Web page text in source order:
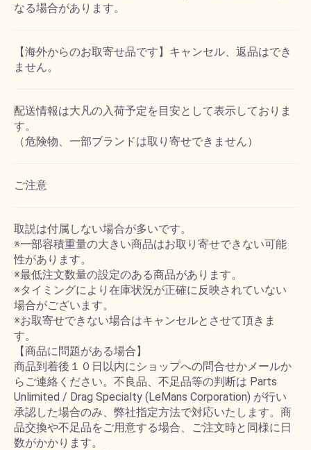
なる場合があります。
【海外からのお取寄せ品です】キャンセル、返品はでき
ません。
配送情報は大凡の入荷予定を目安として表示しておりま
す。
（危険物、一部ブランドは取り寄せできません）
ご注意
取説は付属しない場合が多いです。
※一部容積重量の大きい商品はお取り寄せできない可能
性があります。
※最低注文数量の設定のある商品があります。
※タイミングにより在庫状況が正確に反映されていない
場合がございます。
※お取寄せできない場合はキャンセルとさせて頂きま
す。
【商品に問題がある場合】
商品到着後１０日以内にショップへの問合せかメールか
らご連絡ください。不良品、不足品等の判断は Parts
Unlimited / Drag Specialty (LeMans Corporation) が行い
承認した場合のみ、弊社指定方法で対応いたします。商
品交換や不足品をご用意する場合、ご注文時と同様に日
数がかかります。